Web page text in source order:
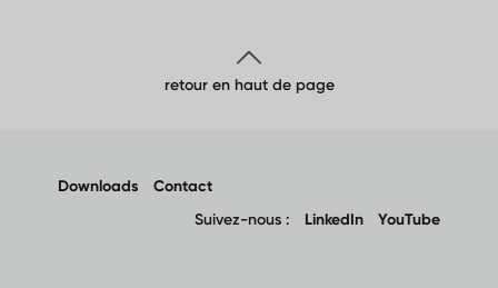
retour en haut de page
Downloads
Contact
Suivez-nous :
LinkedIn YouTube